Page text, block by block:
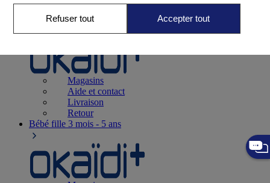
Naissance0-12 mois
Magasins
Aide et contact
Livraison
Retour
Bébé fille 3 mois - 5 ans
Refuser tout Accepter tout